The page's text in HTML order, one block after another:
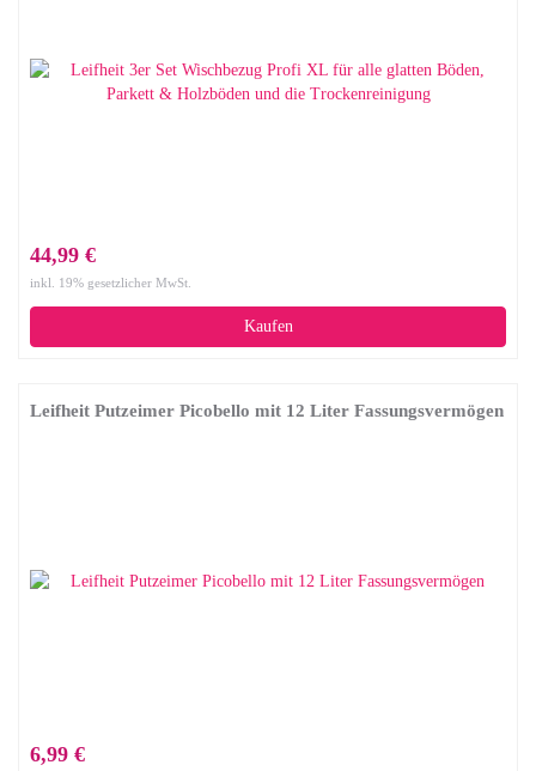
44,99 €
inkl. 19% gesetzlicher MwSt.
Kaufen
Leifheit Putzeimer Picobello mit 12 Liter Fassungsvermögen
6,99 €